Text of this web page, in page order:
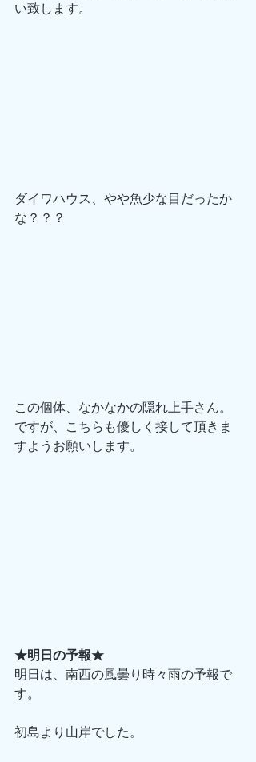
い致します。
ダイワハウス、やや魚少な目だったか
な？？？
この個体、なかなかの隠れ上手さん。
ですが、こちらも優しく接して頂きま
すようお願いします。
★明日の予報★
明日は、南西の風曇り時々雨の予報で
す。
初島より山岸でした。